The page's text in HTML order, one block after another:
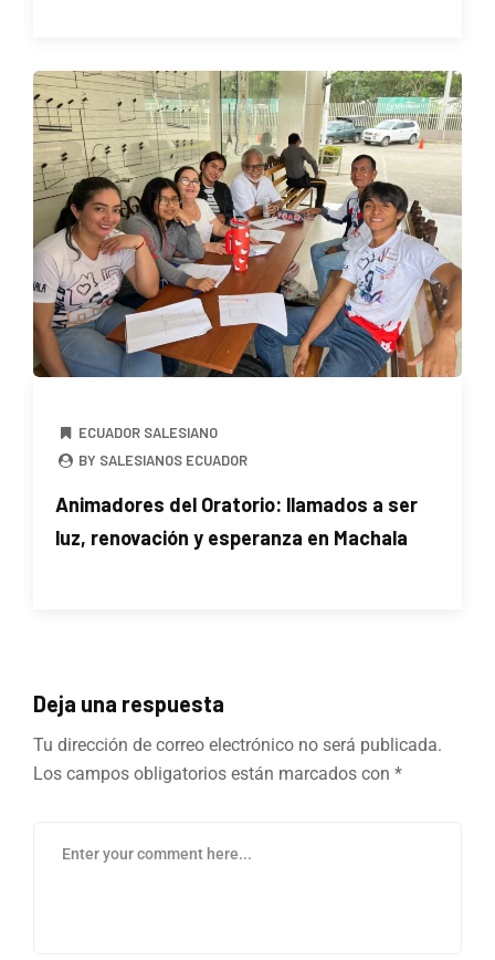
ECUADOR SALESIANO
BY SALESIANOS ECUADOR
Animadores del Oratorio: llamados a ser
luz, renovación y esperanza en Machala
Deja una respuesta
Tu dirección de correo electrónico no será publicada.
Los campos obligatorios están marcados con *